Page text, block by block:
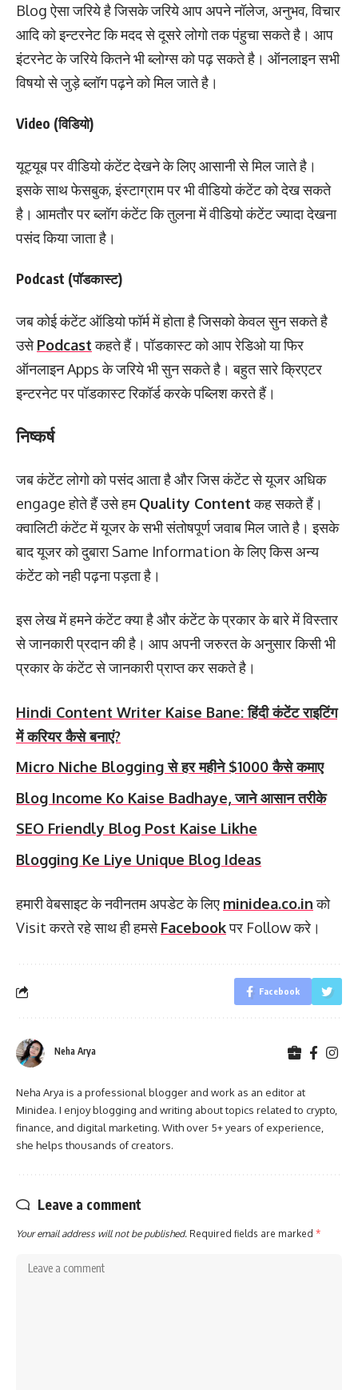
Blog ऐसा जरिये है जिसके जरिये आप अपने नॉलेज, अनुभव, विचार
आदि को इन्टरनेट कि मदद से दूसरे लोगो तक पंहुचा सकते है। आप
इंटरनेट के जरिये कितने भी ब्लोग्स को पढ़ सकते है। ऑनलाइन सभी
विषयो से जुड़े ब्लॉग पढ़ने को मिल जाते है।
Video (विडियो)
यूट्यूब पर वीडियो कंटेंट देखने के लिए आसानी से मिल जाते है।
इसके साथ फेसबुक, इंस्टाग्राम पर भी वीडियो कंटेंट को देख सकते
है। आमतौर पर ब्लॉग कंटेंट कि तुलना में वीडियो कंटेंट ज्यादा देखना
पसंद किया जाता है।
Podcast (पॉडकास्ट)
जब कोई कंटेंट ऑडियो फॉर्म में होता है जिसको केवल सुन सकते है
उसेPodcastकहते हैं। पॉडकास्ट को आप रेडिओ या फिर
ऑनलाइन Apps के जरिये भी सुन सकते है। बहुत सारे क्रिएटर
इन्टरनेट पर पॉडकास्ट रिकॉर्ड करके पब्लिश करते हैं।
निष्कर्ष
जब कंटेंट लोगो को पसंद आता है और जिस कंटेंट से यूजर अधिक
engage होते हैं उसे हमQuality Contentकह सकते हैं।
क्वालिटी कंटेंट में यूजर के सभी संतोषपूर्ण जवाब मिल जाते है। इसके
बाद यूजर को दुबारा Same Information के लिए किस अन्य
कंटेंट को नही पढ़ना पड़ता है।
इस लेख में हमने कंटेंट क्या है और कंटेंट के प्रकार के बारे में विस्तार
से जानकारी प्रदान की है। आप अपनी जरुरत के अनुसार किसी भी
प्रकार के कंटेंट से जानकारी प्राप्त कर सकते है।
Hindi Content Writer Kaise Bane: हिंदी कंटेंट राइटिंग
में करियर कैसे बनाएं?
Micro Niche Blogging से हर महीने $1000 कैसे कमाए
Blog Income Ko Kaise Badhaye, जाने आसान तरीके
SEO Friendly Blog Post Kaise Likhe
Blogging Ke Liye Unique Blog Ideas
हमारी वेबसाइट के नवीनतम अपडेट के लिए minidea.co.inको
Visit करते रहे साथ ही हमसेFacebookपर Follow करे।
Facebook
Neha Arya
Neha Arya is a professional blogger and work as an editor at
Minidea. I enjoy blogging and writing about topics related to crypto,
finance, and digital marketing. With over 5+ years of experience,
she helps thousands of creators.
Leave a comment
Your email address will not be published. Required fields are marked *